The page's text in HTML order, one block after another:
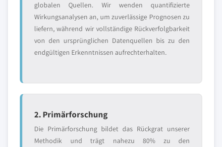
globalen Quellen. Wir wenden quantifizierte
Wirkungsanalysen an, um zuverlässige Prognosen zu
liefern, während wir vollständige Rückverfolgbarkeit
von den ursprünglichen Datenquellen bis zu den
endgültigen Erkenntnissen aufrechterhalten.
2. Primärforschung
Die Primärforschung bildet das Rückgrat unserer
Methodik und trägt nahezu 80% zu den